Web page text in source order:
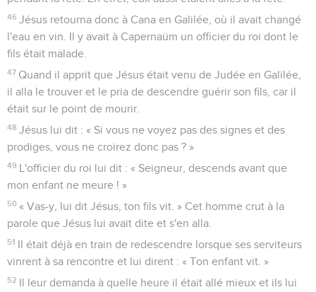
46 Jésus retourna donc à Cana en Galilée, où il avait changé
l'eau en vin. Il y avait à Capernaüm un officier du roi dont le
fils était malade.
47 Quand il apprit que Jésus était venu de Judée en Galilée,
il alla le trouver et le pria de descendre guérir son fils, car il
était sur le point de mourir.
48 Jésus lui dit : « Si vous ne voyez pas des signes et des
prodiges, vous ne croirez donc pas ? »
49 L'officier du roi lui dit : « Seigneur, descends avant que
mon enfant ne meure ! »
50 « Vas-y, lui dit Jésus, ton fils vit. » Cet homme crut à la
parole que Jésus lui avait dite et s'en alla.
51 Il était déjà en train de redescendre lorsque ses serviteurs
vinrent à sa rencontre et lui dirent : « Ton enfant vit. »
52 Il leur demanda à quelle heure il était allé mieux et ils lui